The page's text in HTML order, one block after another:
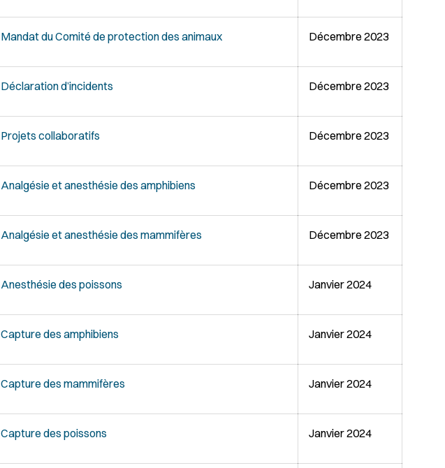
Mandat du Comité de protection des animaux Décembre 2023
Déclaration d’incidents Décembre 2023
Projets collaboratifs Décembre 2023
Analgésie et anesthésie des amphibiens Décembre 2023
Analgésie et anesthésie des mammifères Décembre 2023
Anesthésie des poissons Janvier 2024
Capture des amphibiens Janvier 2024
Capture des mammifères Janvier 2024
Capture des poissons Janvier 2024